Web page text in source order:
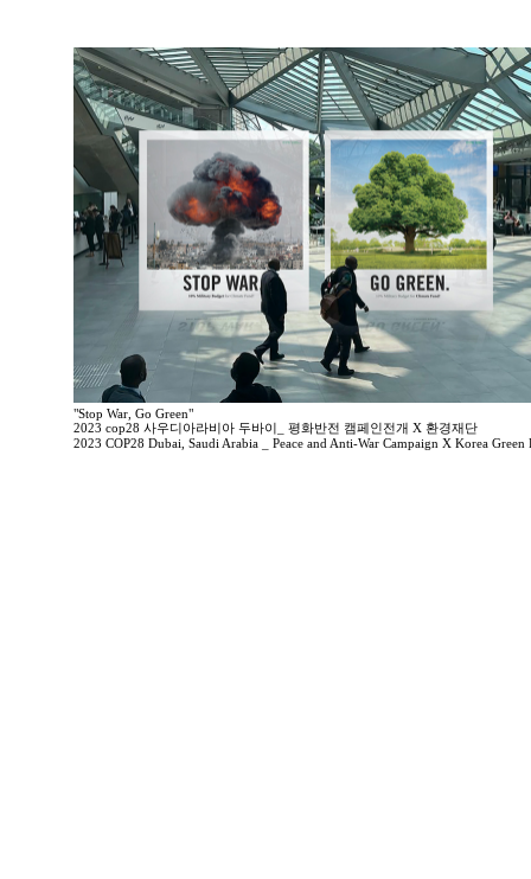
"Stop War, Go Green"
2023 cop28 사우디아라비아 두바이_ 평화반전 캠페인전개 X 환경재단
2023 COP28 Dubai, Saudi Arabia _ Peace and Anti-War Campaign X Korea Green